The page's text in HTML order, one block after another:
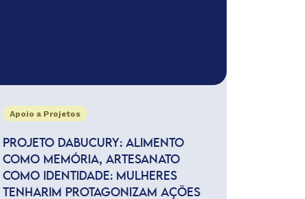
Apoio a Projetos
PROJETO DABUCURY: ALIMENTO
COMO MEMÓRIA, ARTESANATO
COMO IDENTIDADE: MULHERES
TENHARIM PROTAGONIZAM AÇÕES